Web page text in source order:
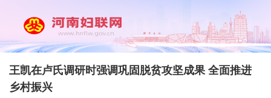
王凯在卢氏调研时强调巩固脱贫攻坚成果 全面推进
乡村振兴